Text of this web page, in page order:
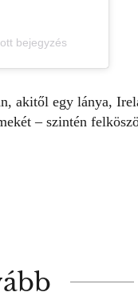
bejegyzés
akitől egy lánya,
– szintén